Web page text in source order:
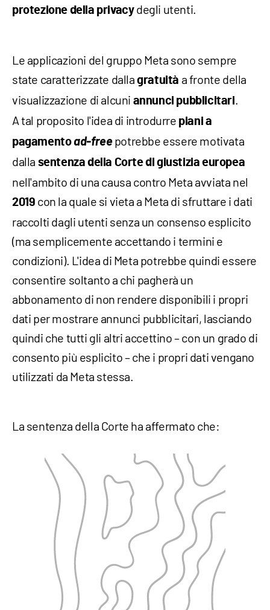
protezione della privacydegli utenti.
Le applicazioni del gruppo Meta sono sempre
state caratterizzate dallagratuità a fronte della
visualizzazione di alcuni annunci pubblicitari.
A tal proposito l'idea di introdurre piani a
pagamento ad-freepotrebbe essere motivata
dalla sentenza della Corte di giustizia europea
nell'ambito di una causa contro Meta avviata nel
2019 con la quale si vieta a Meta di sfruttare i dati
raccolti dagli utenti senza un consenso esplicito
(ma semplicemente accettando i termini e
condizioni). L'idea di Meta potrebbe quindi essere
consentire soltanto a chi pagherà un
abbonamento di non rendere disponibili i propri
dati per mostrare annunci pubblicitari, lasciando
quindi che tutti gli altri accettino – con un grado di
consento più esplicito – che i propri dati vengano
utilizzati da Meta stessa.
La sentenza della Corte ha affermato che: